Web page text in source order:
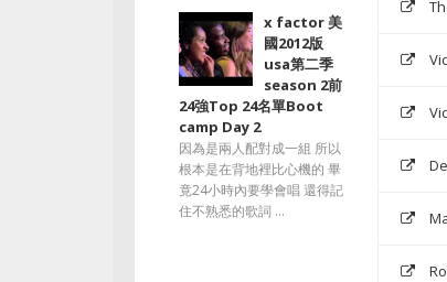
x factor 美
國2012版
usa第二季
season 2前
24強Top 24名單Boot
camp Day 2
因為是兩人配對成一組 所以
根本是在背地裡比心機的 畢
竟24小時內要學會唱 還得記
住不熟悉的歌詞 ...